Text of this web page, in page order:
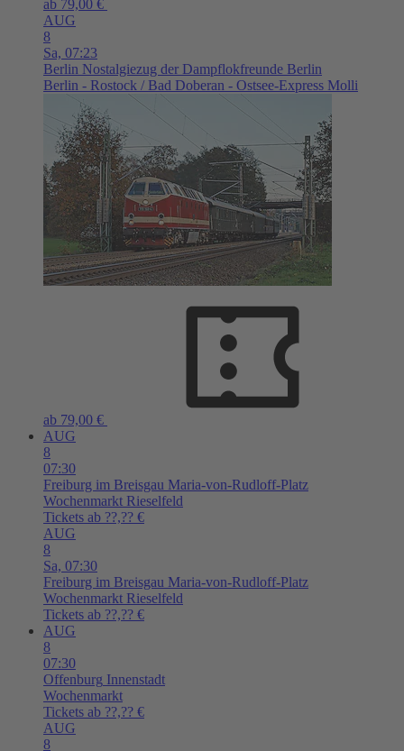
ab 79,00 €
AUG
8
Sa, 07:23
Berlin Nostalgiezug der Dampflokfreunde Berlin
Berlin - Rostock / Bad Doberan - Ostsee-Express Molli
ab 79,00 €
AUG
8
07:30
Freiburg im Breisgau Maria-von-Rudloff-Platz
Wochenmarkt Rieselfeld
Tickets ab ??,?? €
AUG
8
Sa, 07:30
Freiburg im Breisgau Maria-von-Rudloff-Platz
Wochenmarkt Rieselfeld
Tickets ab ??,?? €
AUG
8
07:30
Offenburg Innenstadt
Wochenmarkt
Tickets ab ??,?? €
AUG
8